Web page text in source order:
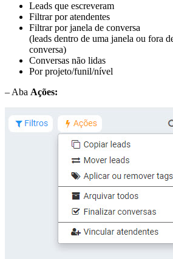
Leads que escreveram
Filtrar por atendentes
Filtrar por janela de conversa
(leads dentro de uma janela ou fora
conversa)
Conversas não lidas
Por projeto/funil/nível
– Aba Ações: